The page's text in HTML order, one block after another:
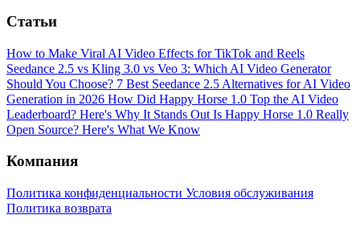
Статьи
How to Make Viral AI Video Effects for TikTok and Reels
Seedance 2.5 vs Kling 3.0 vs Veo 3: Which AI Video Generator
Should You Choose? 7 Best Seedance 2.5 Alternatives for AI Video
Generation in 2026 How Did Happy Horse 1.0 Top the AI Video
Leaderboard? Here's Why It Stands Out Is Happy Horse 1.0 Really
Open Source? Here's What We Know
Компания
Политика конфиденциальности Условия обслуживания
Политика возврата